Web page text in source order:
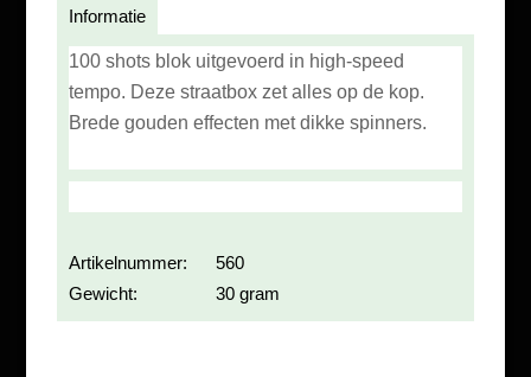
Informatie
100 shots blok uitgevoerd in high-speed
tempo. Deze straatbox zet alles op de kop.
Brede gouden effecten met dikke spinners.
Artikelnummer:
560
Gewicht:
30 gram